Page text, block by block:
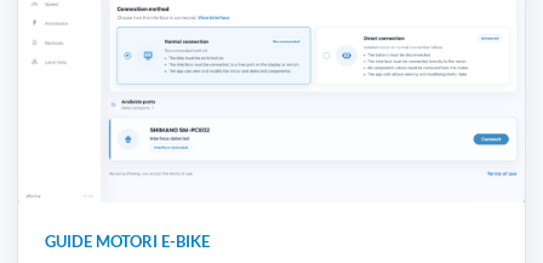
GUIDE MOTORI E-BIKE